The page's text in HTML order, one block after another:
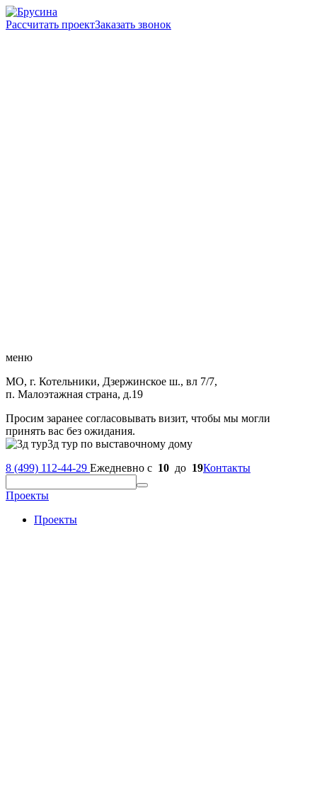
Рассчитать проектЗаказать звонок
меню
МО, г. Котельники, Дзержинское ш., вл 7/7,
п. Малоэтажная страна, д.19
Просим заранее согласовывать визит, чтобы мы могли
принять вас без ожидания.
3д тур по выставочному дому
8 (499) 112-44-29 Ежедневно с 10 до 19Контакты
Проекты
Проекты